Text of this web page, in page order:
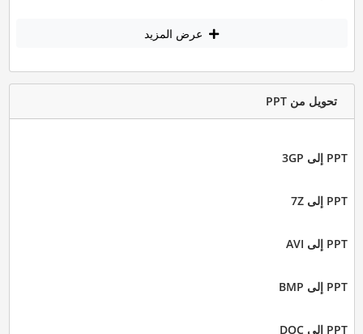
عرض المزيد
تحويل من PPT
PPT إلى 3GP
PPT إلى 7Z
PPT إلى AVI
PPT إلى BMP
PPT إلى DOC